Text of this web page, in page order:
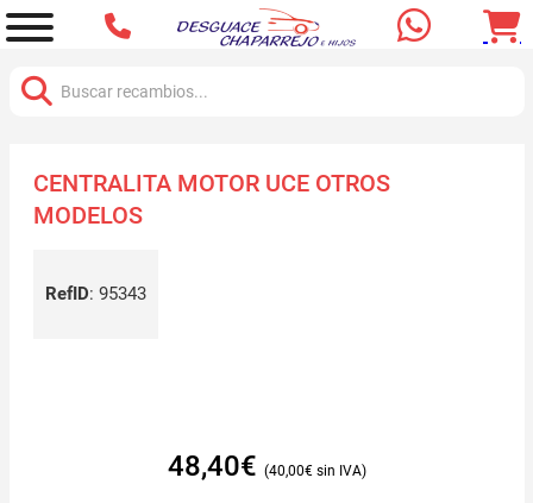
CENTRALITA MOTOR UCE OTROS
MODELOS
RefID: 95343
48,40€ 40,00€